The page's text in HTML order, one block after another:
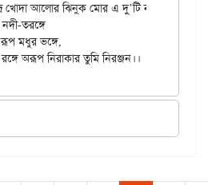
খোদা আলোর ঝিনুক মোর এ দু’টি নয়ন।।